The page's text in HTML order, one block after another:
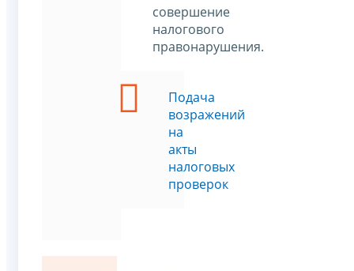
совершение
налогового
правонарушения.
Подача
возражений
на
акты
налоговых
проверок